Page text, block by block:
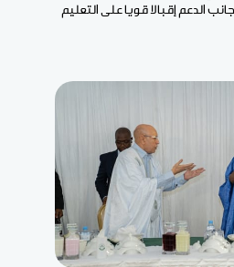
الدعم إقبالا قويا على التعليم